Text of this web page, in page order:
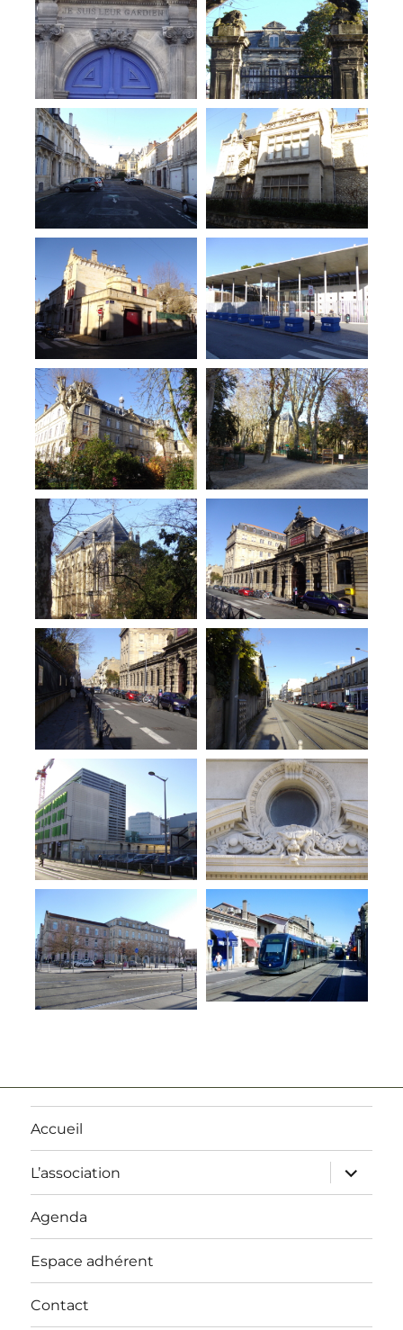
Accueil
L’association
ouvrir
le
sous-
Agenda
Espace adhérent
Contact